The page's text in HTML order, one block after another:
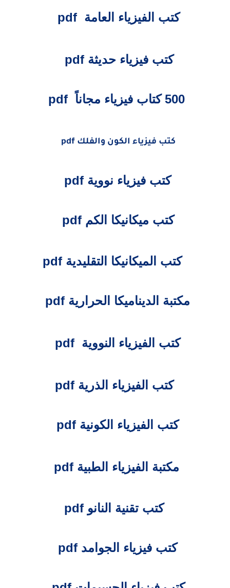
كتب الفيزياء العامة pdf
كتب فيزياء حديثة pdf
500 كتاب فيزياء مجاناً pdf
كتب فيزياء الكون والفلك pdf
كتب فيزياء نووية pdf
كتب ميكانيكا الكم pdf
كتب الميكانيكا التقليدية pdf
مكتبة الديناميكا الحرارية pdf
كتب الفيزياء النووية pdf
كتب الفيزياء الذرية pdf
كتب الفيزياء الكونية pdf
مكتبة الفيزياء الطبية pdf
كتب تقنية النانو pdf
كتب فيزياء الجوامد pdf